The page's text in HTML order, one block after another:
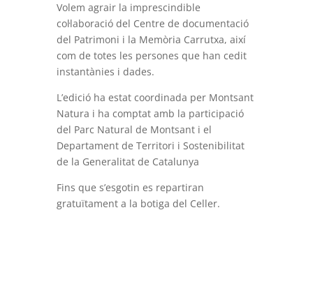
Volem agrair la imprescindible
col·laboració del Centre de documentació
del Patrimoni i la Memòria Carrutxa, així
com de totes les persones que han cedit
instantànies i dades.
L’edició ha estat coordinada per Montsant
Natura i ha comptat amb la participació
del Parc Natural de Montsant i el
Departament de Territori i Sostenibilitat
de la Generalitat de Catalunya
Fins que s’esgotin es repartiran
gratuïtament a la botiga del Celler.